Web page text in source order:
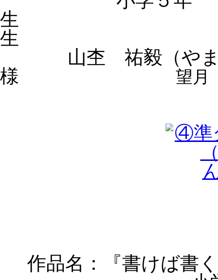
生 小
生
山杢 祐毅（や
様
望
作品名：『書けば書